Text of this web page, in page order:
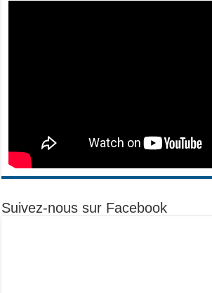
Suivez-nous sur Facebook